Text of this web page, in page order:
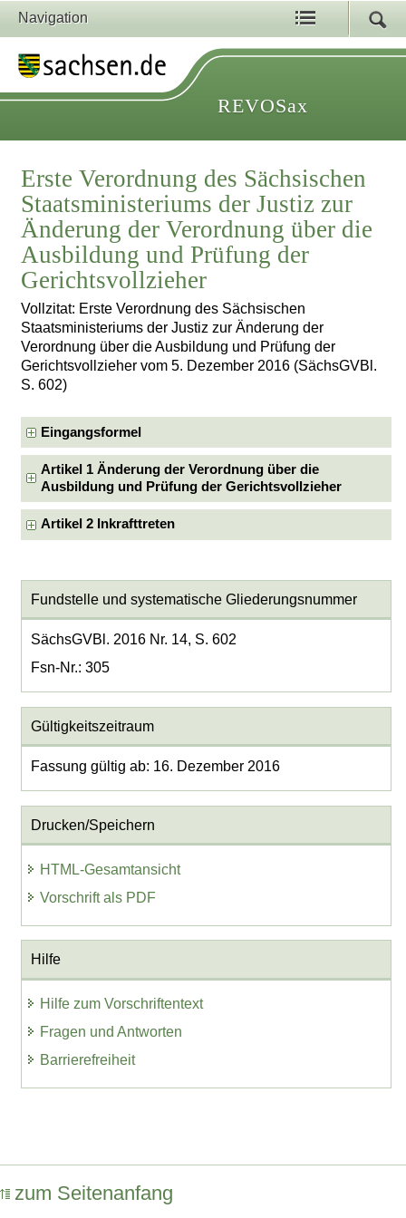
Navigation
REVOSax
Erste Verordnung des Sächsischen
Staatsministeriums der Justiz zur
Änderung der Verordnung über die
Ausbildung und Prüfung der
Gerichtsvollzieher
Vollzitat: Erste Verordnung des Sächsischen
Staatsministeriums der Justiz zur Änderung der
Verordnung über die Ausbildung und Prüfung der
Gerichtsvollzieher vom 5. Dezember 2016 (SächsGVBl.
S. 602)
Eingangsformel
Artikel 1 Änderung der Verordnung über die
Ausbildung und Prüfung der Gerichtsvollzieher
Artikel 2 Inkrafttreten
Fundstelle und systematische Gliederungsnummer
SächsGVBl. 2016 Nr. 14, S. 602
Fsn-Nr.: 305
Gültigkeitszeitraum
Fassung gültig ab: 16. Dezember 2016
Drucken/Speichern
HTML-Gesamtansicht
Vorschrift als PDF
Hilfe
Hilfe zum Vorschriftentext
Fragen und Antworten
Barrierefreiheit
zum Seitenanfang